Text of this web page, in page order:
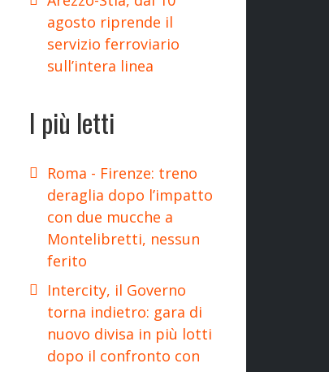
agosto riprende il
servizio ferroviario
sull’intera linea
I più letti
Roma - Firenze: treno
deraglia dopo l’impatto
con due mucche a
Montelibretti, nessun
ferito
Intercity, il Governo
torna indietro: gara di
nuovo divisa in più lotti
dopo il confronto con